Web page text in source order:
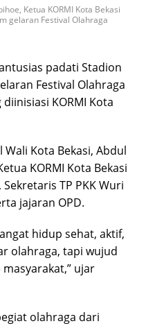
Ketua KORMI Kota Bekasi
gelaran Festival Olahraga
padati Stadion
Festival Olahraga
KORMI Kota
Kota Bekasi, Abdul
KORMI Kota Bekasi
TP PKK Wuri
jajaran OPD.
hidup sehat, aktif,
olahraga, tapi wujud
ujar
olahraga dari